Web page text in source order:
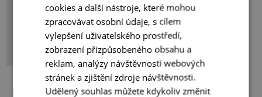
cookies a další nástroje, které mohou
zpracovávat osobní údaje, s cílem
vylepšení uživatelského prostředí,
zobrazení přizpůsobeného obsahu a
reklam, analýzy návštěvnosti webových
stránek a zjištění zdroje návštěvnosti.
Udělený souhlas můžete kdykoliv změnit